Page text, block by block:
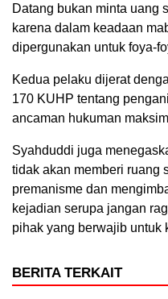
Datang bukan minta uang
karena dalam keadaan
dipergunakan untuk foya-
Kedua pelaku dijerat
170 KUHP tentang
ancaman hukuman
Syahduddi juga
tidak akan memberi ruang
premanisme dan
kejadian serupa jangan
pihak yang berwajib untuk
BERITA TERKAIT